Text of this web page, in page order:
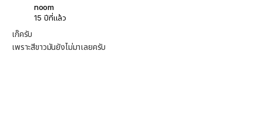
noom
15 ปีที่แล้ว
เก๊ครับ
เพราะสีขาวมันยังไม่มาเลยครับ